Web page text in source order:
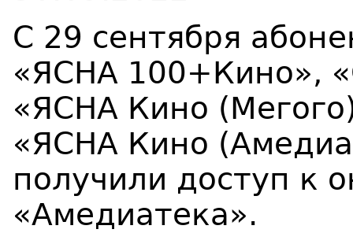
С 29 сентября
«ЯСНА 100+Кино»,
«ЯСНА Кино
«ЯСНА Кино
получили доступ к
«Амедиатека».